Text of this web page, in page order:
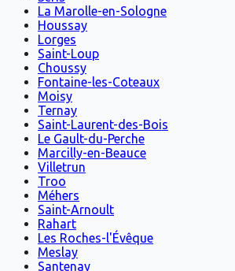
La Marolle-en-Sologne
Houssay
Lorges
Saint-Loup
Choussy
Fontaine-les-Coteaux
Moisy
Ternay
Saint-Laurent-des-Bois
Le Gault-du-Perche
Marcilly-en-Beauce
Villetrun
Troo
Méhers
Saint-Arnoult
Rahart
Les Roches-l'Évêque
Meslay
Santenay